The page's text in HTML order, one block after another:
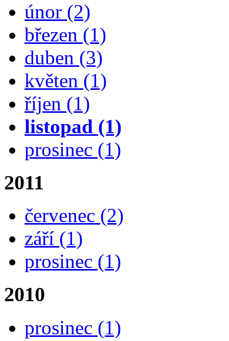
únor (2)
březen (1)
duben (3)
květen (1)
říjen (1)
listopad (1)
prosinec (1)
2011
červenec (2)
září (1)
prosinec (1)
2010
prosinec (1)